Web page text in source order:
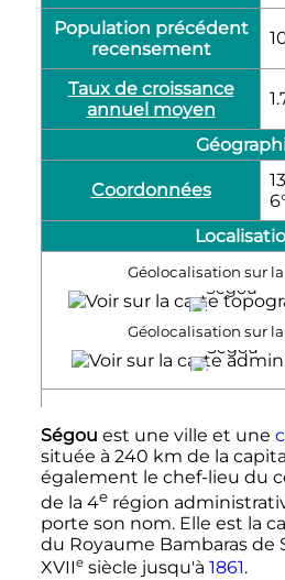
Population précédent
recensement
Taux de croissance
annuel moyen
Coordonnées
Géolocalisation sur la
Ségou
Géolocalisation sur la
Ségou
Ségou est une ville et une
située à 240 km de la
également le chef-lieu du
de la 4e région
porte son nom. Elle est la
du Royaume Bambaras de
XVIIe siècle jusqu'à 1861.